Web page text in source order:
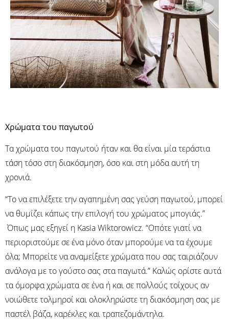
Χρώματα του παγωτού
Τα χρώματα του παγωτού ήταν και θα είναι μία τεράστια
τάση τόσο στη διακόσμηση, όσο και στη μόδα αυτή τη
χρονιά.
“Το να επιλέξετε την αγαπημένη σας γεύση παγωτού, μπορεί
να θυμίζει κάπως την επιλογή του χρώματος μπογιάς.”
Όπως μας εξηγεί η Kasia Wiktorowicz. “Οπότε γιατί να
περιοριστούμε σε ένα μόνο όταν μπορούμε να τα έχουμε
όλα; Μπορείτε να αναμείξετε χρώματα που σας ταιριάζουν
ανάλογα με το γούστο σας στα παγωτά.” Καλώς ορίστε αυτά
τα όμορφα χρώματα σε ένα ή και σε πολλούς τοίχους αν
νοιώθετε τολμηροί και ολοκληρώστε τη διακόσμηση σας με
παστέλ βάζα, καρέκλες και τραπεζομάντηλα.